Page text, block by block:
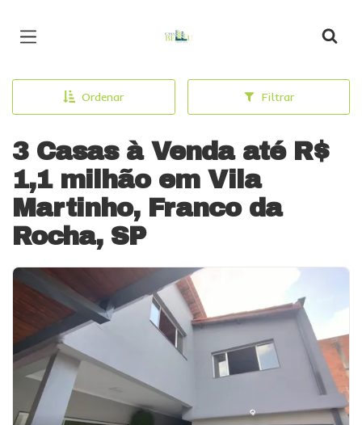
Ordenar Filtrar
3 Casas à Venda até R$
1,1 milhão em Vila
Martinho, Franco da
Rocha, SP